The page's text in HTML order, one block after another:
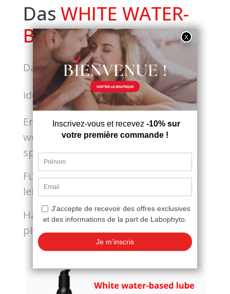
DasWHITE WATER-
BASED LUBE :
Das White Water-Based Lube ist ein
ideales Produkt für:
Erotische Gleitfähigkeit dank der
weißen Farbe und der
spermaähnlichen Textur.
Für ein intensives Gefühl, da es sich
leicht verteilen lässt.
Hautfreundlich mit einem neutralen
pH-Wert.